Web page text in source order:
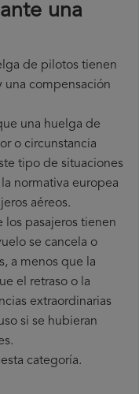
una
de pilotos tienen
una compensación
una huelga de
o circunstancia
tipo de situaciones
normativa europea
aéreos.
los pasajeros tienen
se cancela o
a menos que la
el retraso o la
extraordinarias
si se hubieran
categoría.